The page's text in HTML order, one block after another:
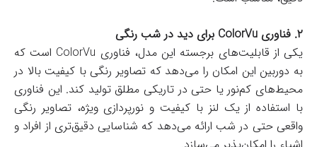
۲. فناوری ColorVu برای دید در شب رنگی
یکی از قابلیت‌های برجسته این مدل، فناوری ColorVu است که
به دوربین این امکان را می‌دهد که تصاویر رنگی با کیفیت بالا در
محیط‌های کم‌نور یا حتی در تاریکی مطلق تولید کند. این فناوری
با استفاده از یک لنز با کیفیت و نورپردازی ویژه، تصاویر رنگی
واقعی حتی در شب ارائه می‌دهد که شناسایی دقیق‌تری از افراد و